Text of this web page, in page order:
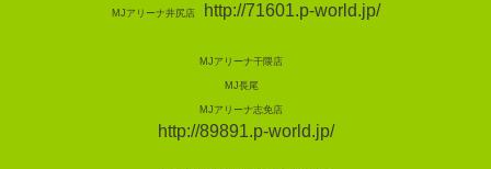
MJアリーナ井尻店 http://71601.p-world.jp/
MJアリーナ干隈店
MJ長尾
MJアリーナ志免店
http://89891.p-world.jp/